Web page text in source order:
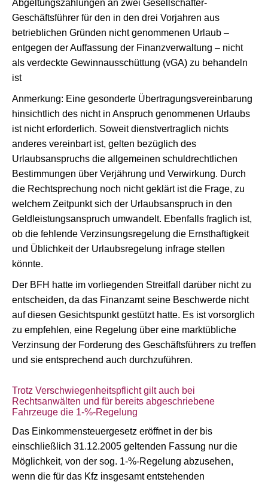
Abgeltungszahlungen an zwei Gesellschafter-
Geschäftsführer für den in den drei Vorjahren aus
betrieblichen Gründen nicht genommenen Urlaub –
entgegen der Auffassung der Finanzverwaltung – nicht
als verdeckte Gewinnausschüttung (vGA) zu behandeln
ist
Anmerkung: Eine gesonderte Übertragungsvereinbarung
hinsichtlich des nicht in Anspruch genommenen Urlaubs
ist nicht erforderlich. Soweit dienstvertraglich nichts
anderes vereinbart ist, gelten bezüglich des
Urlaubsanspruchs die allgemeinen schuldrechtlichen
Bestimmungen über Verjährung und Verwirkung. Durch
die Rechtsprechung noch nicht geklärt ist die Frage, zu
welchem Zeitpunkt sich der Urlaubsanspruch in den
Geldleistungsanspruch umwandelt. Ebenfalls fraglich ist,
ob die fehlende Verzinsungsregelung die Ernsthaftigkeit
und Üblichkeit der Urlaubsregelung infrage stellen
könnte.
Der BFH hatte im vorliegenden Streitfall darüber nicht zu
entscheiden, da das Finanzamt seine Beschwerde nicht
auf diesen Gesichtspunkt gestützt hatte. Es ist vorsorglich
zu empfehlen, eine Regelung über eine marktübliche
Verzinsung der Forderung des Geschäftsführers zu treffen
und sie entsprechend auch durchzuführen.
Trotz Verschwiegenheitspflicht gilt auch bei
Rechtsanwälten und für bereits abgeschriebene
Fahrzeuge die 1-%-Regelung
Das Einkommensteuergesetz eröffnet in der bis
einschließlich 31.12.2005 geltenden Fassung nur die
Möglichkeit, von der sog. 1-%-Regelung abzusehen,
wenn die für das Kfz insgesamt entstehenden